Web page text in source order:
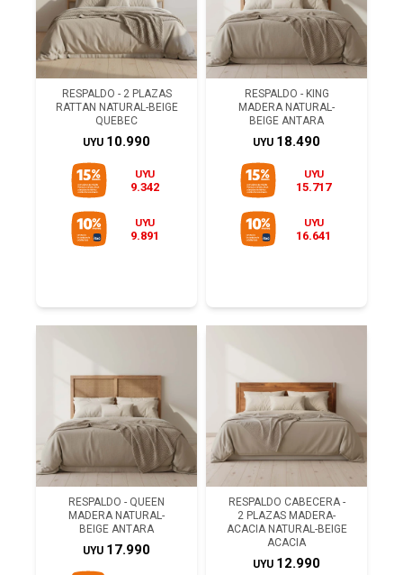
RESPALDO - 2 PLAZAS
RATTAN NATURAL-BEIGE
QUEBEC
UYU 10.990
UYU
9.342
UYU
9.891
RESPALDO - KING
MADERA NATURAL-
BEIGE ANTARA
UYU 18.490
UYU
15.717
UYU
16.641
RESPALDO - QUEEN
MADERA NATURAL-
BEIGE ANTARA
UYU 17.990
RESPALDO CABECERA -
2 PLAZAS MADERA-
ACACIA NATURAL-BEIGE
ACACIA
UYU 12.990